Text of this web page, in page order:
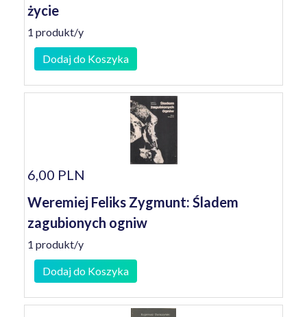
życie
1 produkt/y
Dodaj do Koszyka
6,00 PLN
Weremiej Feliks Zygmunt: Śladem
zagubionych ogniw
1 produkt/y
Dodaj do Koszyka